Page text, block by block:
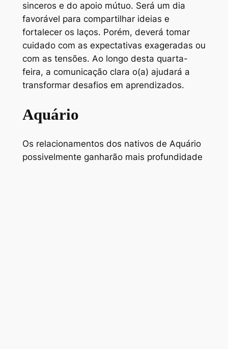
sinceros e do apoio mútuo. Será um dia
favorável para compartilhar ideias e
fortalecer os laços. Porém, deverá tomar
cuidado com as expectativas exageradas ou
com as tensões. Ao longo desta quarta-
feira, a comunicação clara o(a) ajudará a
transformar desafios em aprendizados.
Aquário
Os relacionamentos dos nativos de Aquário
possivelmente ganharão mais profundidade